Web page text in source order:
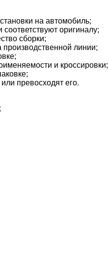
на автомобиль;
оригиналу;
сборки;
производственной линии;
и кроссировки;
превосходят его.